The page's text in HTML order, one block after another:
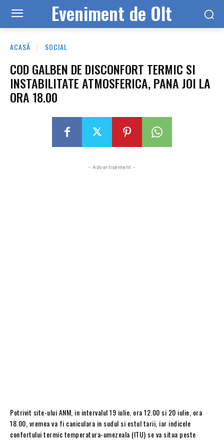
Eveniment de Olt
ACASĂ SOCIAL
COD GALBEN DE DISCONFORT TERMIC SI
INSTABILITATE ATMOSFERICA, PANA JOI LA
ORA 18.00
- Advertisement -
Potrivit site-ului ANM, in intervalul 19 iulie, ora 12.00 si 20 iulie, ora
18.00, vremea va fi caniculara in sudul si estul tarii, iar indicele
confortului termic temperatura-umezeala (ITU) se va situa peste